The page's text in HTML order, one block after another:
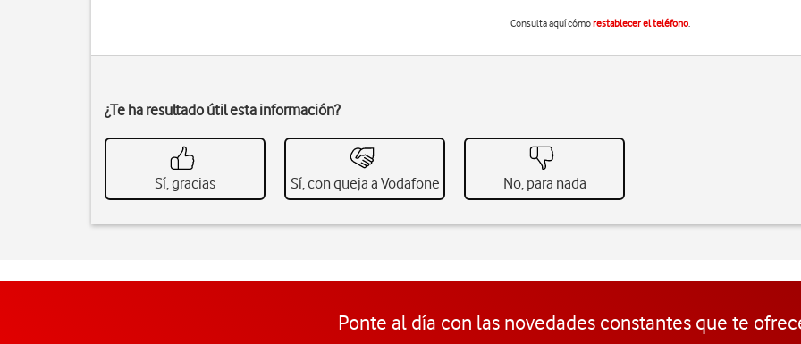
Consulta aquí cómorestablecer el teléfono.
¿Te ha resultado útil esta información?
Sí, gracias Sí, con queja a Vodafone No, para nada
Ponte al día con las novedades constantes que te